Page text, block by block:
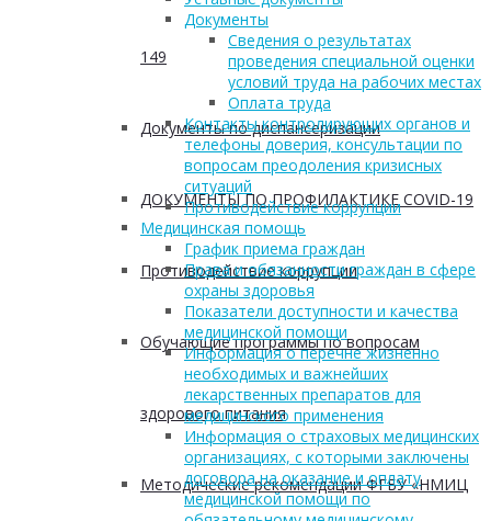
149
Документы по диспансеризации
ДОКУМЕНТЫ ПО ПРОФИЛАКТИКЕ COVID-19
Противодействие коррупции
Обучающие программы по вопросам
здорового питания
Методические рекомендации ФГБУ «НМИЦ
Документы
Сведения о результатах
проведения специальной оценки
условий труда на рабочих местах
Оплата труда
Контакты контролирующих органов и
телефоны доверия, консультации по
вопросам преодоления кризисных
ситуаций
Противодействие коррупции
Медицинская помощь
График приема граждан
Права и обязанности граждан в сфере
охраны здоровья
Показатели доступности и качества
медицинской помощи
Информация о перечне жизненно
необходимых и важнейших
лекарственных препаратов для
медицинского применения
Информация о страховых медицинских
организациях, с которыми заключены
договора на оказание и оплату
медицинской помощи по